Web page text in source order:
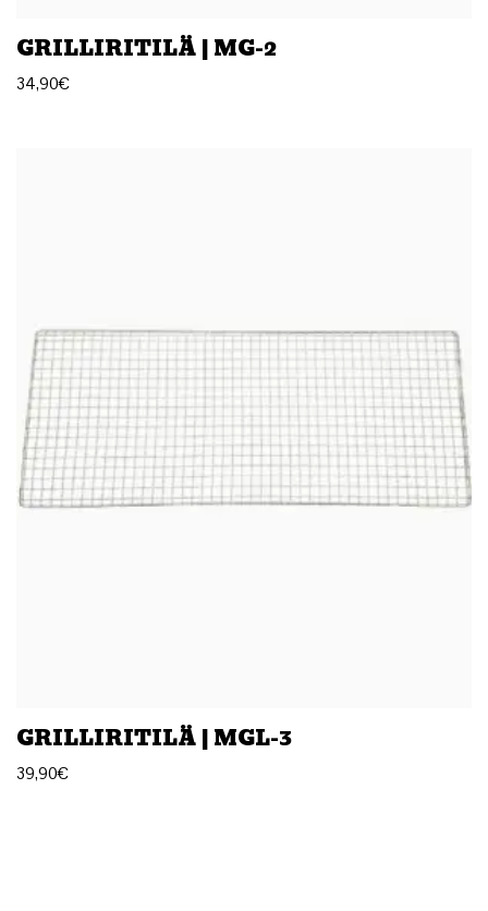
GRILLIRITILÄ | MG-2
34,90€
GRILLIRITILÄ | MGL-3
39,90€